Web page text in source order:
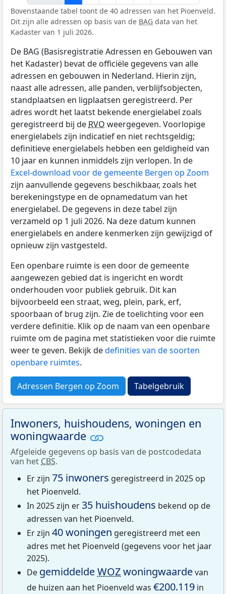
Bovenstaande tabel toont de 40 adressen van het Pioenveld.
Dit zijn alle adressen op basis van de BAG data van het
Kadaster van 1 juli 2026.
De BAG (Basisregistratie Adressen en Gebouwen van
het Kadaster) bevat de officiële gegevens van alle
adressen en gebouwen in Nederland. Hierin zijn,
naast alle adressen, alle panden, verblijfsobjecten,
standplaatsen en ligplaatsen geregistreerd. Per
adres wordt het laatst bekende energielabel zoals
geregistreerd bij de RVO weergegeven. Voorlopige
energielabels zijn indicatief en niet rechtsgeldig;
definitieve energielabels hebben een geldigheid van
10 jaar en kunnen inmiddels zijn verlopen. In de
Excel-download voor de gemeente Bergen op Zoom
zijn aanvullende gegevens beschikbaar, zoals het
berekeningstype en de opnamedatum van het
energielabel. De gegevens in deze tabel zijn
verzameld op 1 juli 2026. Na deze datum kunnen
energielabels en andere kenmerken zijn gewijzigd of
opnieuw zijn vastgesteld.
Een openbare ruimte is een door de gemeente
aangewezen gebied dat is ingericht en wordt
onderhouden voor publiek gebruik. Dit kan
bijvoorbeeld een straat, weg, plein, park, erf,
spoorbaan of brug zijn. Zie de toelichting voor een
verdere definitie. Klik op de naam van een openbare
ruimte om de pagina met statistieken voor die ruimte
weer te geven. Bekijk dedefinities van de soorten
openbare ruimtes.
Adressen Bergen op Zoom Tabelgebruik
Inwoners, huishoudens, woningen en
woningwaarde
Afgeleide gegevens op basis van de postcodedata
van het CBS.
Er zijn 75 inwoners geregistreerd in 2025 op
het Pioenveld.
In 2025 zijn er 35 huishoudens bekend op de
adressen van het Pioenveld.
Er zijn 40 woningen geregistreerd met een
adres met het Pioenveld (gegevens voor het jaar
2025).
De gemiddeldeWOZwoningwaardevan
de huizen aan het Pioenveld was €200.119 in